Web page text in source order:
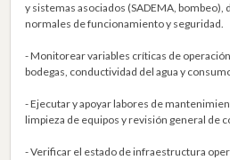
y sistemas asociados (SADEMA,
normales de funcionamiento y seguridad.
- Monitorear variables críticas de
bodegas, conductividad del agua y
- Ejecutar y apoyar labores de
limpieza de equipos y revisión general de
- Verificar el estado de infraestructura